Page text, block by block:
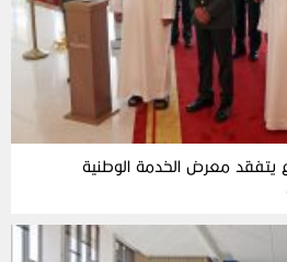
يتفقد معرض الخدمة الوطنية